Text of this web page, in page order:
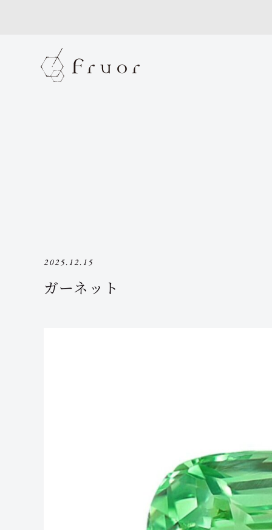
2025.12.15
ガーネット